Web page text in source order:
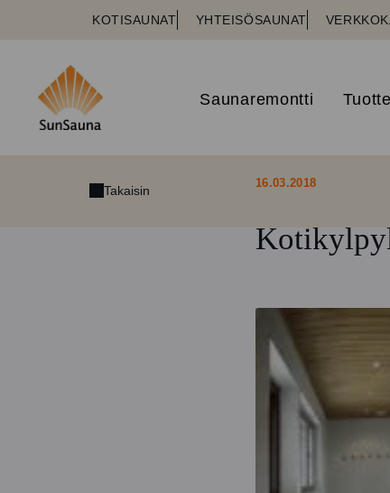
KOTISAUNAT YHTEISÖSAUNAT
Saunaremontti
Takaisin 16.03.2018